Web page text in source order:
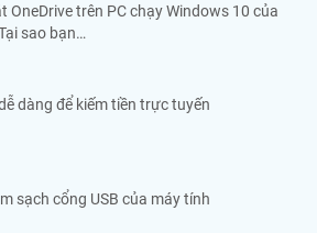
OneDrive trên PC chạy Windows 10 của
sao bạn…
dàng để kiếm tiền trực tuyến
sạch cổng USB của máy tính